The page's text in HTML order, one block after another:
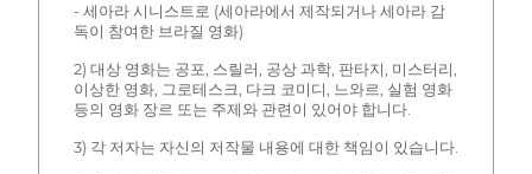
- 세아라 시니스트로 (세아라에서 제작되거나 세아라 감
독이 참여한 브라질 영화)
2) 대상 영화는 공포, 스릴러, 공상 과학, 판타지, 미스터리,
이상한 영화, 그로테스크, 다크 코미디, 느와르, 실험 영화
등의 영화 장르 또는 주제와 관련이 있어야 합니다.
3) 각 저자는 자신의 저작물 내용에 대한 책임이 있습니다.